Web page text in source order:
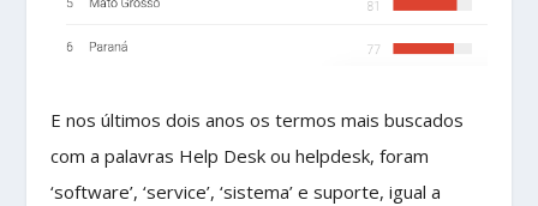
E nos últimos dois anos os termos mais buscados
com a palavras Help Desk ou helpdesk, foram
‘software’, ‘service’, ‘sistema’ e suporte, igual a